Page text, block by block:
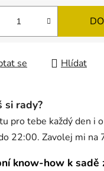
se Hlídat
si rady?
pro tebe každý den i
22:00. Zavolej mi
know-how k sadě